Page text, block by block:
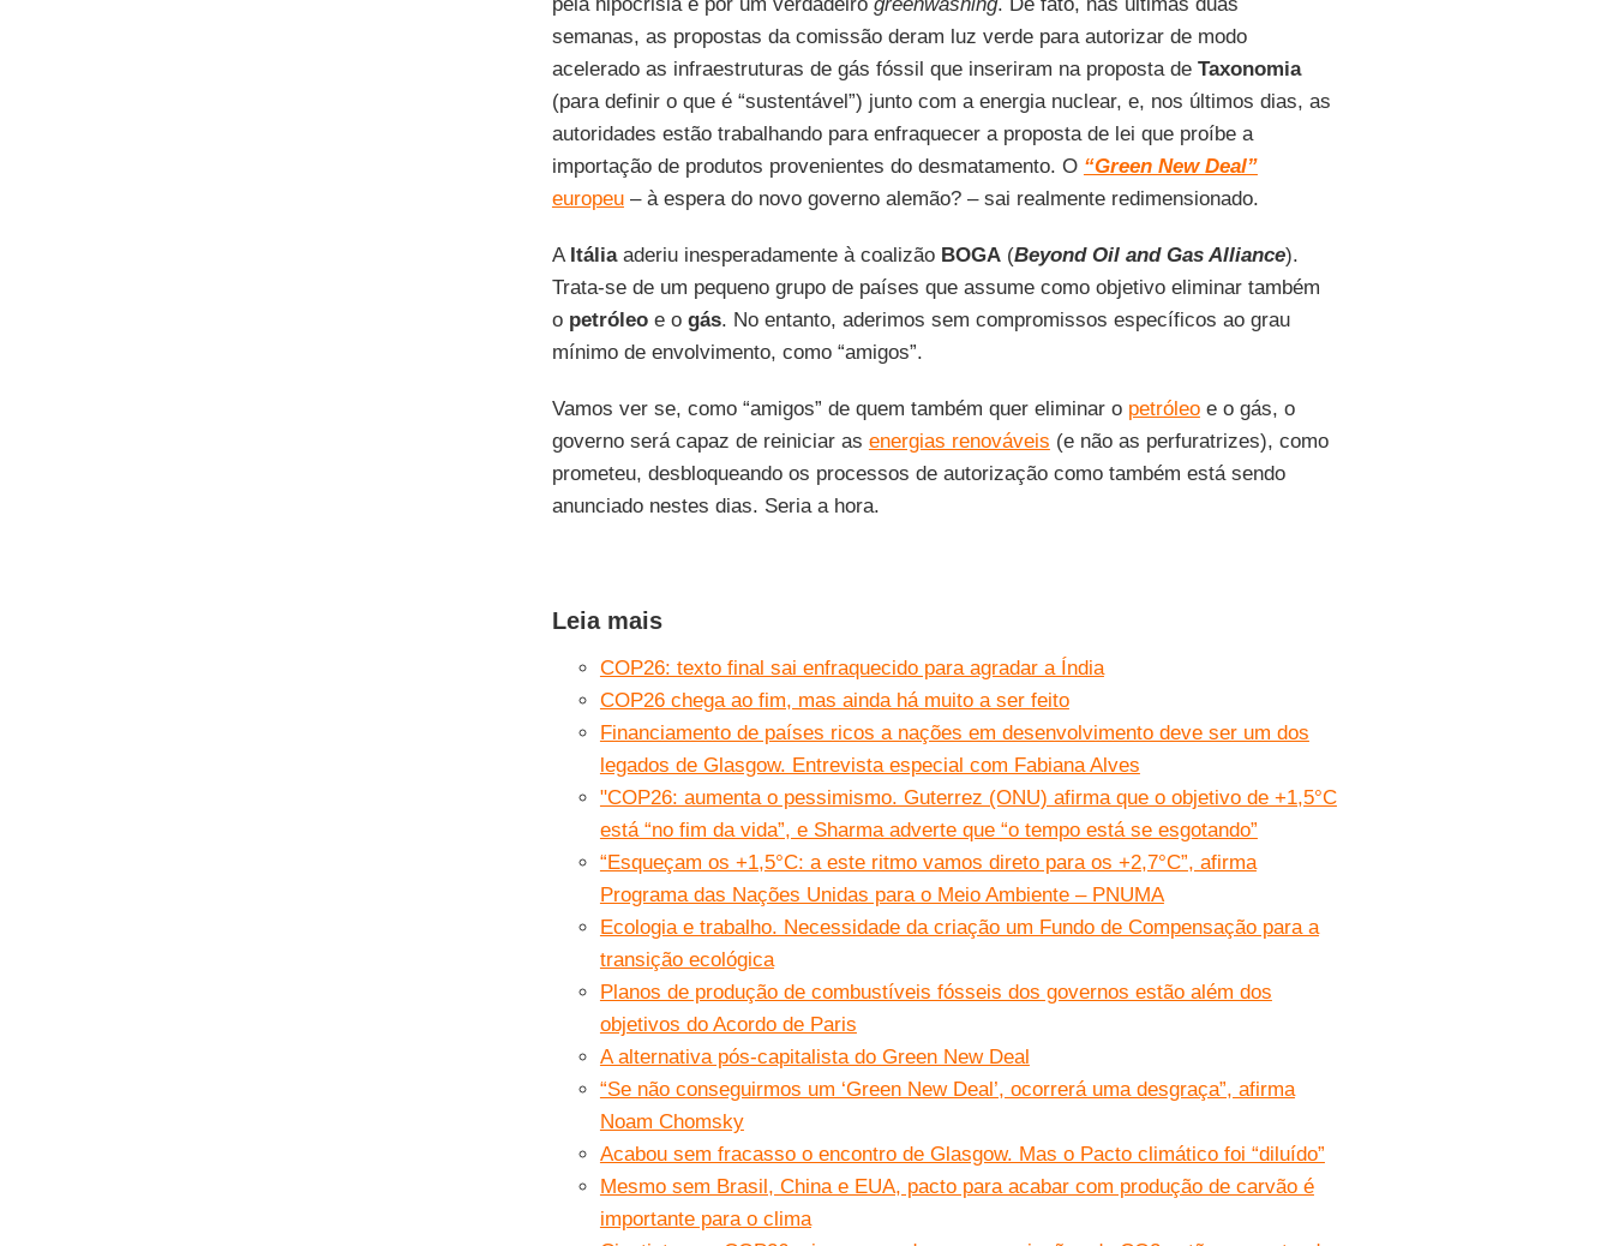
semanas, as propostas da comissão deram luz verde para autorizar de modo
acelerado as infraestruturas de gás fóssil que inseriram na proposta de Taxonomia
(para definir o que é “sustentável”) junto com a energia nuclear, e, nos últimos dias, as
autoridades estão trabalhando para enfraquecer a proposta de lei que proíbe a
importação de produtos provenientes do desmatamento. O “Green New Deal”
europeu– à espera do novo governo alemão? – sai realmente redimensionado.
A Itáliaaderiu inesperadamente à coalizão BOGA(Beyond Oil and Gas Alliance).
Trata-se de um pequeno grupo de países que assume como objetivo eliminar também
o petróleoe o gás. No entanto, aderimos sem compromissos específicos ao grau
mínimo de envolvimento, como “amigos”.
Vamos ver se, como “amigos” de quem também quer eliminar o petróleoe o gás, o
governo será capaz de reiniciar as energias renováveis (e não as perfuratrizes), como
prometeu, desbloqueando os processos de autorização como também está sendo
anunciado nestes dias. Seria a hora.
Leia mais
COP26: texto final sai enfraquecido para agradar a Índia
COP26 chega ao fim, mas ainda há muito a ser feito
Financiamento de países ricos a nações em desenvolvimento deve ser um dos
legados de Glasgow. Entrevista especial com Fabiana Alves
"COP26: aumenta o pessimismo. Guterrez (ONU) afirma que o objetivo de +1,5°C
está “no fim da vida”, e Sharma adverte que “o tempo está se esgotando”
“Esqueçam os +1,5°C: a este ritmo vamos direto para os +2,7°C”, afirma
Programa das Nações Unidas para o Meio Ambiente – PNUMA
Ecologia e trabalho. Necessidade da criação um Fundo de Compensação para a
transição ecológica
Planos de produção de combustíveis fósseis dos governos estão além dos
objetivos do Acordo de Paris
A alternativa pós-capitalista do Green New Deal
“Se não conseguirmos um ‘Green New Deal’, ocorrerá uma desgraça”, afirma
Noam Chomsky
Acabou sem fracasso o encontro de Glasgow. Mas o Pacto climático foi “diluído”
Mesmo sem Brasil, China e EUA, pacto para acabar com produção de carvão é
importante para o clima